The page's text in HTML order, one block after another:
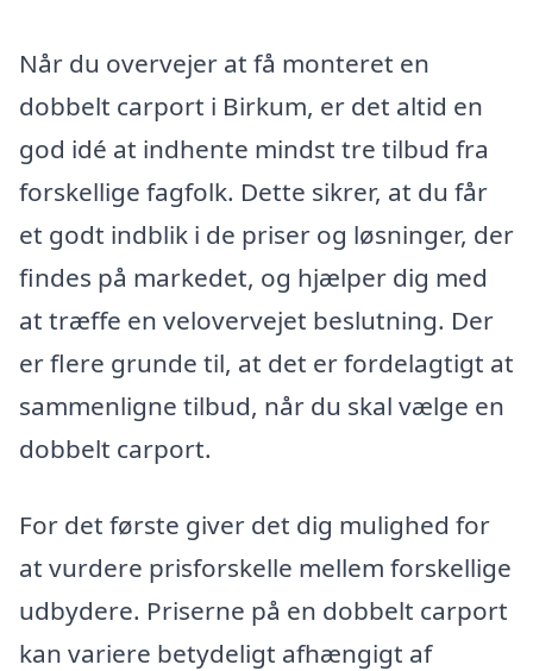
Når du overvejer at få monteret en
dobbelt carport i Birkum, er det altid en
god idé at indhente mindst tre tilbud fra
forskellige fagfolk. Dette sikrer, at du får
et godt indblik i de priser og løsninger, der
findes på markedet, og hjælper dig med
at træffe en velovervejet beslutning. Der
er flere grunde til, at det er fordelagtigt at
sammenligne tilbud, når du skal vælge en
dobbelt carport.
For det første giver det dig mulighed for
at vurdere prisforskelle mellem forskellige
udbydere. Priserne på en dobbelt carport
kan variere betydeligt afhængigt af